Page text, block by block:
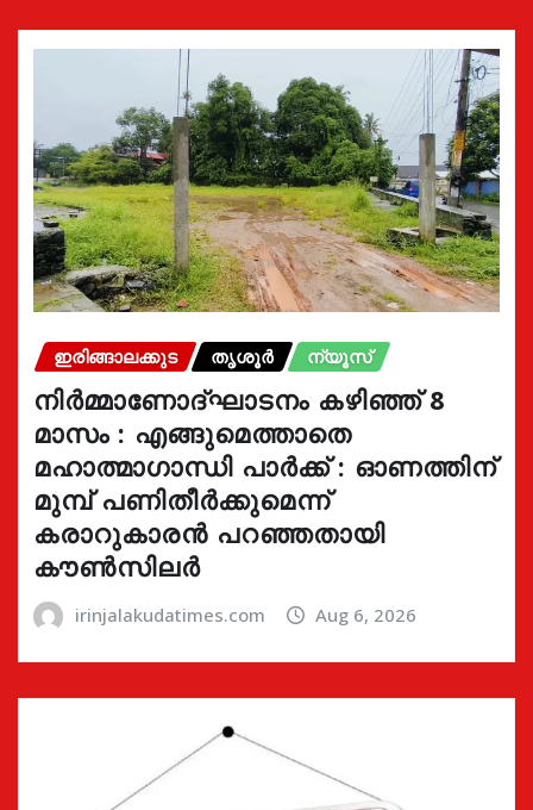
ഇരിങ്ങാലക്കുട തൃശൂർ ന്യൂസ്
നിർമ്മാണോദ്ഘാടനം കഴിഞ്ഞ് 8
മാസം : എങ്ങുമെത്താതെ
മഹാത്മാഗാന്ധി പാർക്ക് : ഓണത്തിന്
മുമ്പ് പണിതീർക്കുമെന്ന്
കരാറുകാരൻ പറഞ്ഞതായി
കൗൺസിലർ
irinjalakudatimes.com Aug 6, 2026